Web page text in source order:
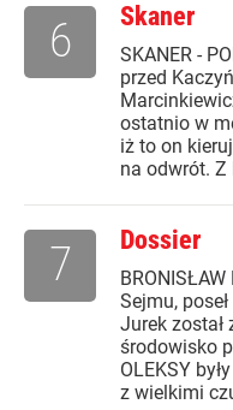
Skaner
SKANER -
przed
ostatnio w
iż to on
na odwrót. Z
6
Dossier
Sejmu,
Jurek został
środowisko
OLEKSY
z wielkimi
7